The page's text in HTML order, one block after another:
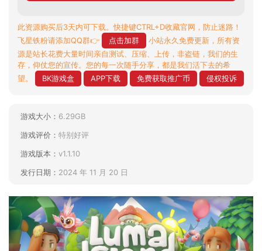
此资源购买后3天内可下载。快捷键CTRL+D收藏官网，防止迷路！
飞星铁粉请添加QQ群👉
点击加群
小站永久免费更新，所有资
源是站长花费大量时间亲自测试、压缩、上传，非盗链，我们的生
存，仰仗您的宣传。您的每一次随手分享，都是我们活下去的希
望。
BK游戏盒 APP下载 免费获取推广币 侵权投诉
游戏大小： 6.29GB
游戏评价： 特别好评
游戏版本： v1.1.10
发行日期： 2024 年 11 月 20 日